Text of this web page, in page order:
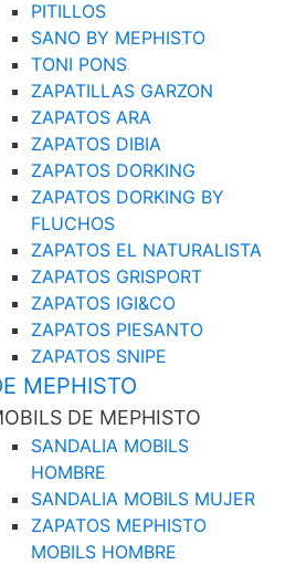
PITILLOS
SANO BY MEPHISTO
TONI PONS
ZAPATILLAS GARZON
ZAPATOS ARA
ZAPATOS DIBIA
ZAPATOS DORKING
ZAPATOS DORKING BY
FLUCHOS
ZAPATOS EL NATURALISTA
ZAPATOS GRISPORT
ZAPATOS IGI&CO
ZAPATOS PIESANTO
ZAPATOS SNIPE
MEPHISTO
DE MEPHISTO
SANDALIA MOBILS
HOMBRE
SANDALIA MOBILS MUJER
ZAPATOS MEPHISTO
MOBILS HOMBRE